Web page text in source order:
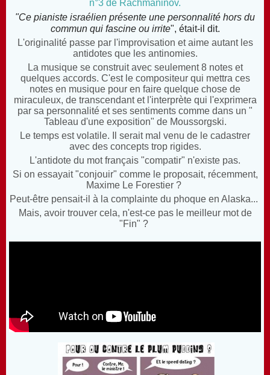
n°3 de Rachmaninov.
"Ce pianiste israélien présente une personnalité hors du
commun qui fascine ou irrite", était-il dit.
L'originalité passe par l'improvisation et aime autant les
antidotes que les antinomies.
La musique se construit avec seulement 8 notes et
quelques accords. C'est le compositeur qui mettra ces
notes en musique pour en faire quelque chose de
miraculeux, de transcendant et l'interprète qui l'exprimera
par sa personnalité et ses sentiments comme dans un "
Tableau d'une exposition" de Moussorgski.
Le temps est volatile. Il serait mal venu de le cadastrer
avec des concepts trop rigides.
L'antidote du mot français "compatir" n'existe pas.
Si on essayait "conjouir" comme le proposait, récemment,
Maxime Le Forestier ?
Peut-être pensait-il à la complainte du phoque en Alaska...
Mais, avoir trouver cela, n'est-ce pas le meilleur mot de
"Fin" ?